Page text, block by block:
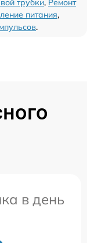
питания,
.
в день